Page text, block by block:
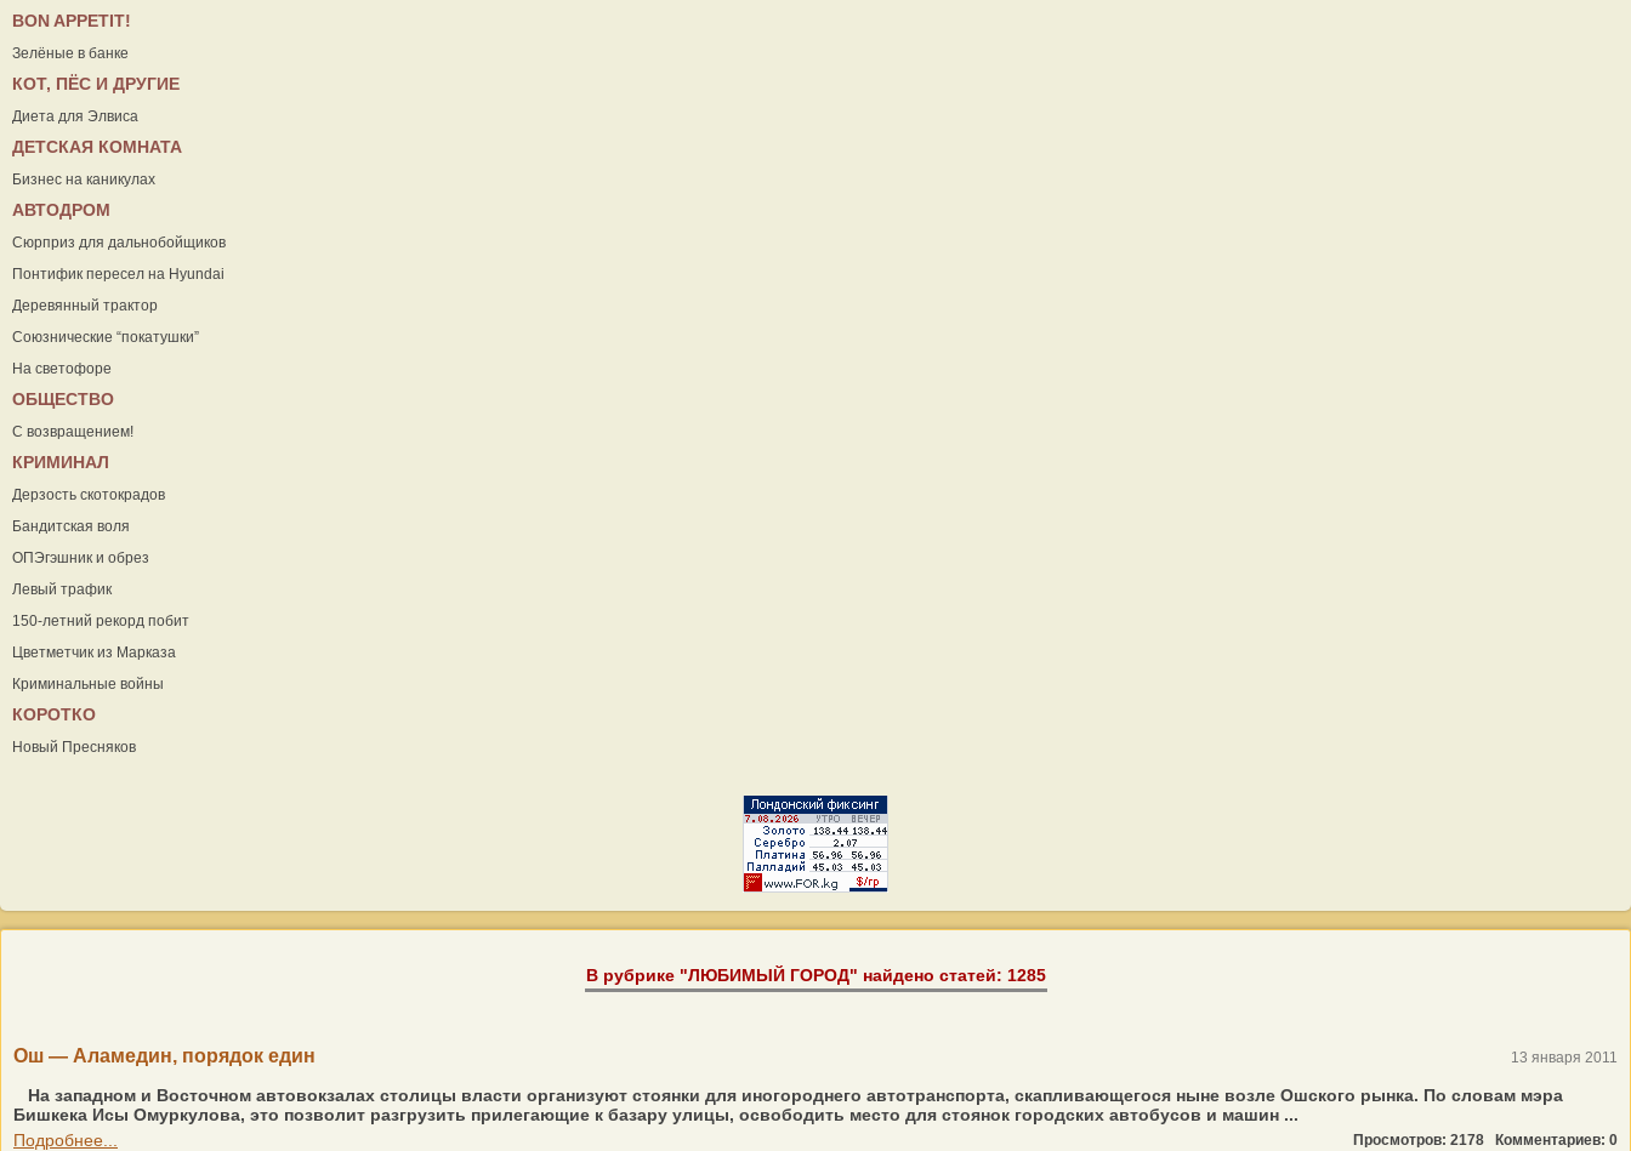
ВON APPETIT!
Зелёные в банке
КОТ, ПЁС И ДРУГИЕ
Диета для Элвиса
ДЕТСКАЯ КОМНАТА
Бизнес на каникулах
АВТОДРОМ
Сюрприз для дальнобойщиков
Понтифик пересел на Hyundai
Деревянный трактор
Союзнические “покатушки”
На светофоре
ОБЩЕСТВО
С возвращением!
КРИМИНАЛ
Дерзость скотокрадов
Бандитская воля
ОПЭгэшник и обрез
Левый трафик
150-летний рекорд побит
Цветметчик из Марказа
Криминальные войны
КОРОТКО
Новый Пресняков
В рубрике "ЛЮБИМЫЙ ГОРОД" найдено статей: 1285
Ош — Аламедин, порядок един 13 января 2011
На западном и Восточном автовокзалах столицы власти организуют стоянки для иногороднего автотранспорта, скапливающегося ныне возле Ошского рынка. По словам мэра
Бишкека Исы Омуркулова, это позволит разгрузить прилегающие к базару улицы, освободить место для стоянок городских автобусов и машин ...
Подробнее...
Просмотров: 2178 Комментариев: 0